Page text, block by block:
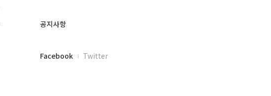
과
글
공지사항
페
Facebook Twitter